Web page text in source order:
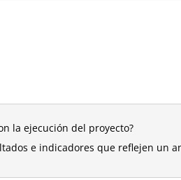
la ejecución del proyecto?
e indicadores que reflejen un